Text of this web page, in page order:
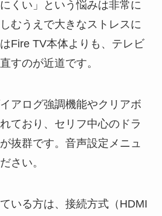
くい」という悩みは非常に
むうえで大きなストレスに
Fire TV本体よりも、テレビ
すのが近道です。
アログ強調機能やクリアボ
ており、セリフ中心のドラ
抜群です。音声設定メニュ
さい。
いる方は、接続方式（HDMI